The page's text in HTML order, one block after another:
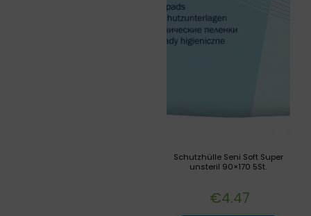
Schutzhülle Seni Soft Super
unsteril 90×170 5St.
€4.47